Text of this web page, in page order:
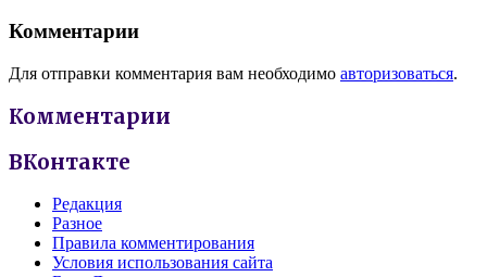
Комментарии
Для отправки комментария вам необходимо авторизоваться.
Комментарии
ВКонтакте
Редакция
Разное
Правила комментирования
Условия использования сайта